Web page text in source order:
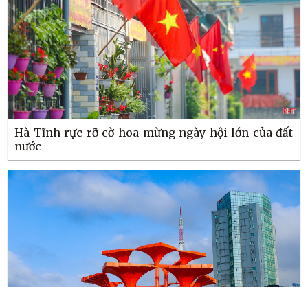
Hà Tĩnh rực rỡ cờ hoa mừng ngày hội lớn của đất
nước